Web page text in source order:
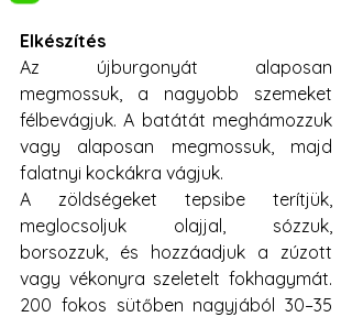
Elkészítés
Az újburgonyát alaposan
megmossuk, a nagyobb szemeket
félbevágjuk. A batátát meghámozzuk
vagy alaposan megmossuk, majd
falatnyi kockákra vágjuk.
A zöldségeket tepsibe terítjük,
meglocsoljuk olajjal, sózzuk,
borsozzuk, és hozzáadjuk a zúzott
vagy vékonyra szeletelt fokhagymát.
200 fokos sütőben nagyjából 30–35